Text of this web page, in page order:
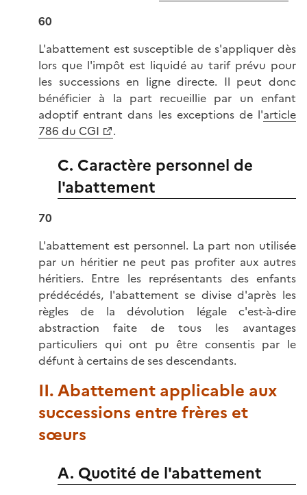
60
L'abattement est susceptible de s'appliquer dès
lors que l'impôt est liquidé au tarif prévu pour
les successions en ligne directe. Il peut donc
bénéficier à la part recueillie par un enfant
adoptif entrant dans les exceptions de l'article
786 du CGI
.
C. Caractère personnel de
l'abattement
70
L'abattement est personnel. La part non utilisée
par un héritier ne peut pas profiter aux autres
héritiers. Entre les représentants des enfants
prédécédés, l'abattement se divise d'après les
règles de la dévolution légale c'est-à-dire
abstraction faite de tous les avantages
particuliers qui ont pu être consentis par le
défunt à certains de ses descendants.
II. Abattement applicable aux
successions entre frères et
sœurs
A. Quotité de l'abattement